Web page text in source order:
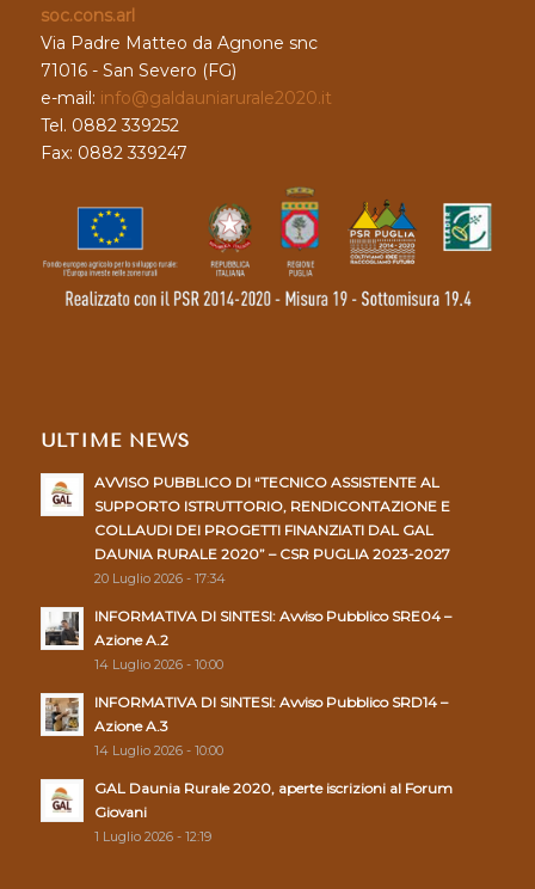
soc.cons.arl
Via Padre Matteo da Agnone snc
71016 - San Severo (FG)
e-mail: info@galdauniarurale2020.it
Tel. 0882 339252
Fax: 0882 339247
ULTIME NEWS
AVVISO PUBBLICO DI “TECNICO ASSISTENTE AL
SUPPORTO ISTRUTTORIO, RENDICONTAZIONE E
COLLAUDI DEI PROGETTI FINANZIATI DAL GAL
DAUNIA RURALE 2020” – CSR PUGLIA 2023-2027
20 Luglio 2026 - 17:34
INFORMATIVA DI SINTESI: Avviso Pubblico SRE04 –
Azione A.2
14 Luglio 2026 - 10:00
INFORMATIVA DI SINTESI: Avviso Pubblico SRD14 –
Azione A.3
14 Luglio 2026 - 10:00
GAL Daunia Rurale 2020, aperte iscrizioni al Forum
Giovani
1 Luglio 2026 - 12:19